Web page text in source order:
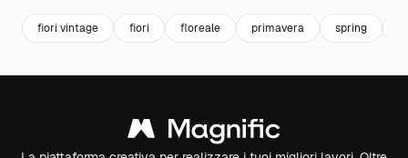
fiori vintage fiori floreale primavera spring